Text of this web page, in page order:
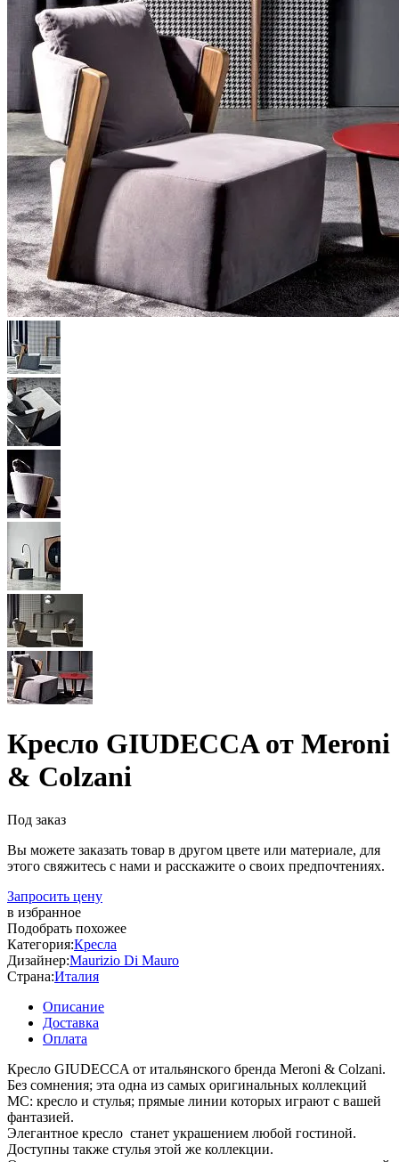
Кресло GIUDECCA от Meroni
& Colzani
Под заказ
Вы можете заказать товар в другом цвете или материале, для
этого свяжитесь с нами и расскажите о своих предпочтениях.
Запросить цену
в избранное
Подобрать похожее
Категория:Кресла
Дизайнер:Maurizio Di Mauro
Страна:Италия
Описание
Доставка
Оплата
Кресло GIUDECCA от итальянского бренда Meroni & Colzani.
Без сомнения; эта одна из самых оригинальных коллекций
MC: кресло и стулья; прямые линии которых играют с вашей
фантазией.
Элегантное кресло станет украшением любой гостиной.
Доступны также стулья этой же коллекции.